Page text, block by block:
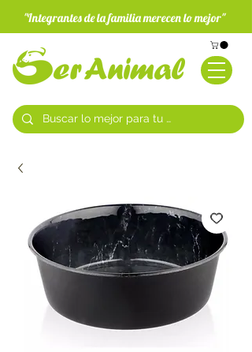
"Integrantes de la familia merecen lo mejor"